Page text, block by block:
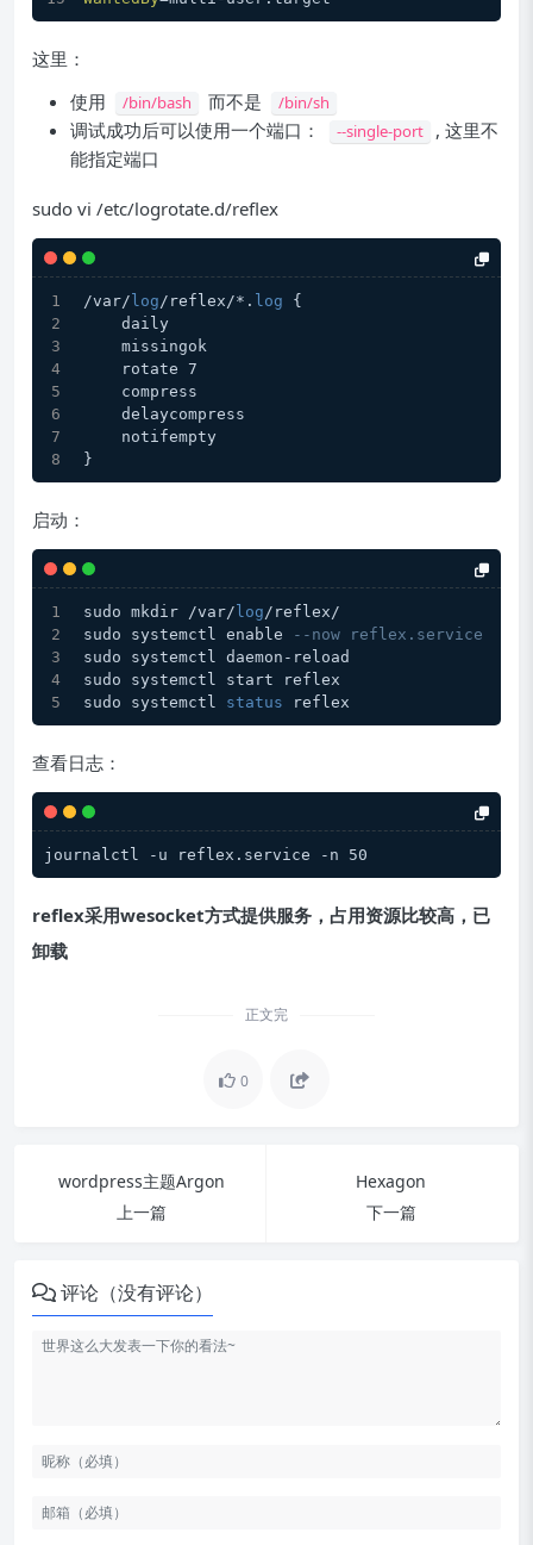
这里：
使用
/bin/bash 而不是 /bin/sh
调试成功后可以使用一个端口： --single-port
, 这里不
能指定端口
sudo vi /etc/logrotate.d/reflex
/var/ log/reflex/*. log {
    daily
    missingok
    rotate 7
    compress
    delaycompress
    notifempty
}
启动：
sudo mkdir /var/ log/reflex/
sudo systemctl enable
--now reflex.service
sudo systemctl daemon-reload
sudo systemctl start reflex
sudo systemctl status reflex
查看日志：
reflex采用wesocket方式提供服务，占用资源比较高，已
卸载
正文完
0
wordpress主题Argon
上一篇
Hexagon
下一篇
评论（没有评论）